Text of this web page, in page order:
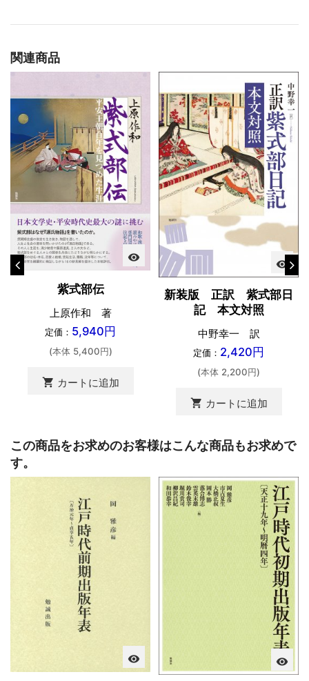
関連商品
visibility
紫式部伝
上原作和 著
定価： 5,940円
(本体 5,400円)
shopping_cart カートに追加
visibility
新装版 正訳 紫式部日
記 本文対照
中野幸一 訳
定価： 2,420円
(本体 2,200円)
shopping_cart カートに追加
この商品をお求めのお客様はこんな商品もお求めで
す。
visibility visibility